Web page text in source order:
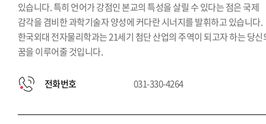
있습니다. 특히 언어가 강점인 본교의 특성을 살릴 수 있다는 점은 국제
감각을 겸비한 과학기술자 양성에 커다란 시너지를 발휘하고 있습니다.
한국외대 전자물리학과는 21세기 첨단 산업의 주역이 되고자 하는 당신
꿈을 이루어줄 것입니다.
전화번호 031-330-4264